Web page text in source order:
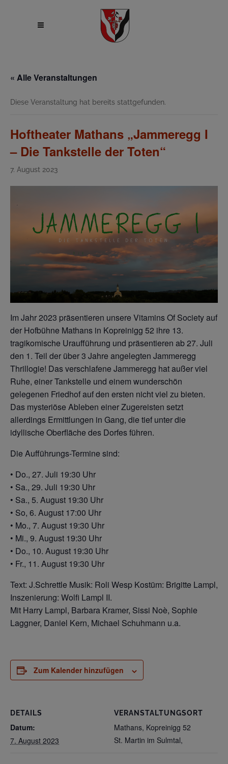
« Alle Veranstaltungen
Diese Veranstaltung hat bereits stattgefunden.
Hoftheater Mathans „Jammeregg I
– Die Tankstelle der Toten“
7. August 2023
Im Jahr 2023 präsentieren unsere Vitamins Of Society auf
der Hofbühne Mathans in Kopreinigg 52 ihre 13.
tragikomische Uraufführung und präsentieren ab 27. Juli
den 1. Teil der über 3 Jahre angelegten Jammeregg
Thrillogie! Das verschlafene Jammeregg hat außer viel
Ruhe, einer Tankstelle und einem wunderschön
gelegenen Friedhof auf den ersten nicht viel zu bieten.
Das mysteriöse Ableben einer Zugereisten setzt
allerdings Ermittlungen in Gang, die tief unter die
idyllische Oberfläche des Dorfes führen.
Die Aufführungs-Termine sind:
• Do., 27. Juli 19:30 Uhr
• Sa., 29. Juli 19:30 Uhr
• Sa., 5. August 19:30 Uhr
• So, 6. August 17:00 Uhr
• Mo., 7. August 19:30 Uhr
• Mi., 9. August 19:30 Uhr
• Do., 10. August 19:30 Uhr
• Fr., 11. August 19:30 Uhr
Text: J.Schrettle Musik: Roli Wesp Kostüm: Brigitte Lampl,
Inszenierung: Wolfi Lampl II.
Mit Harry Lampl, Barbara Kramer, Sissi Noè, Sophie
Laggner, Daniel Kern, Michael Schuhmann u.a.
Zum Kalender hinzufügen
DETAILS
Datum:
7. August 2023
VERANSTALTUNGSORT
Mathans, Kopreinigg 52
St. Martin im Sulmtal,